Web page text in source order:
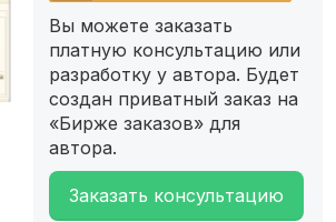
Вы можете заказать
платную консультацию или
разработку у автора. Будет
создан приватный заказ на
«Бирже заказов» для
автора.
Заказать консультацию